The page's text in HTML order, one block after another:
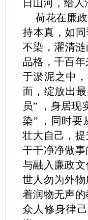
日山河，给
荷花在廉
持本真，如
不染，濯清
品格，千百
于淤泥之中
面，绽放出
员” ，身居现
染” ，同时要
壮大自己，
干干净净做
与融入廉政
世人勿为外
着润物无声
众人修身律